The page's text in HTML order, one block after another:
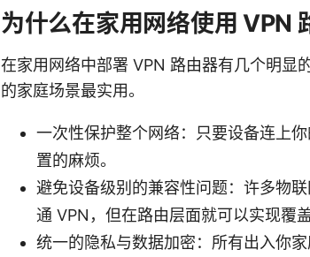
为什么在家用网络使用 VPN
在家用网络中部署 VPN 路由器有几个明显
的家庭场景最实用。
一次性保护整个网络：只要设备连上
置的麻烦。
避免设备级别的兼容性问题：许多物
通 VPN，但在路由层面就可以实现覆盖
统一的隐私与数据加密：所有出入你